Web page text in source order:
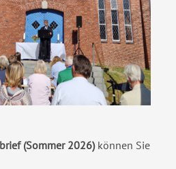
(Sommer 2026) können Sie